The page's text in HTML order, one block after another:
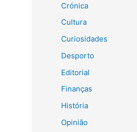
Crónica
Cultura
Curiosidades
Desporto
Editorial
Finanças
História
Opinião